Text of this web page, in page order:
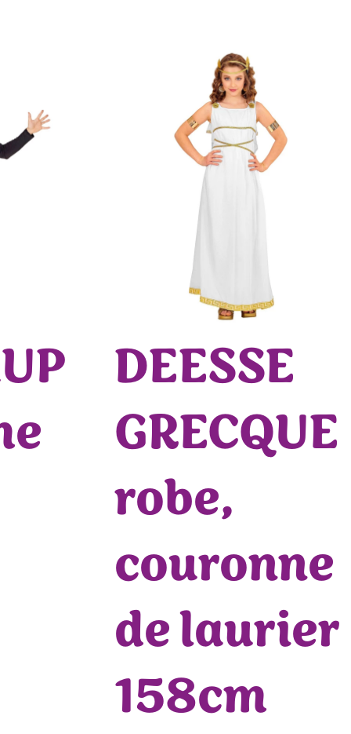
DEESSE
GRECQUE
robe,
couronne
de laurier
158cm